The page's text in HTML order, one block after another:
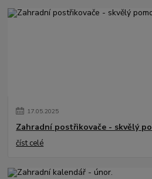
17.05.2025
Zahradní postřikovače - skvělý
číst celé